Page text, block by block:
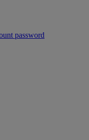
password